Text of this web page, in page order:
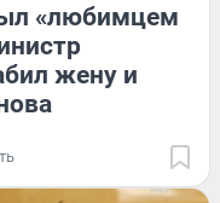
«любимцем
жену и